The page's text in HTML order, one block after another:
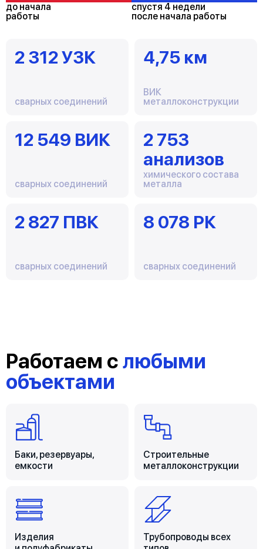
до начала
работы
спустя 4 недели
после начала работы
2 312 УЗК
сварных соединений
4,75 км
ВИК
металлоконструкции
12 549 ВИК
сварных соединений
2 753
анализов
химического состава
металла
2 827 ПВК
сварных соединений
8 078 РК
сварных соединений
Работаем слюбыми
объектами
Баки, резервуары,
емкости
Строительные
металлоконструкции
Изделия
Трубопроводы всех